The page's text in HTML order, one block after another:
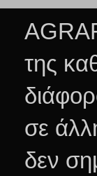
της
σε
δεν